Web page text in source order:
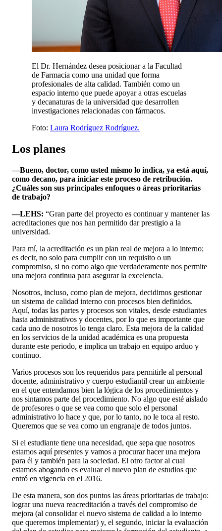
El Dr. Hernández desea posicionar a la Facultad
de Farmacia como una unidad que forma
profesionales de alta calidad. También como un
espacio interno que puede apoyar a otras escuelas
y decanaturas de la universidad que desarrollen
investigaciones relacionadas con fármacos.
Foto: Laura Rodríguez Rodríguez.
Los planes
—Bueno, doctor, como usted mismo lo indica, ya está aquí,
como decano, para iniciar este proceso de retribución.
¿Cuáles son sus principales enfoques o áreas prioritarias
de trabajo?
—LEHS: “Gran parte del proyecto es continuar y mantener las
acreditaciones que nos han permitido dar prestigio a la
universidad.
Para mí, la acreditación es un plan real de mejora a lo interno;
es decir, no solo para cumplir con un requisito o un
compromiso, si no como algo que verdaderamente nos permite
una mejora continua para asegurar la excelencia.
Nosotros, incluso, como plan de mejora, decidimos gestionar
un sistema de calidad interno con procesos bien definidos.
Aquí, todas las partes y procesos son vitales, desde estudiantes
hasta administrativos y docentes, por lo que es importante que
cada uno de nosotros lo tenga claro. Esta mejora de la calidad
en los servicios de la unidad académica es una propuesta
durante este periodo, e implica un trabajo en equipo arduo y
continuo.
Varios procesos son los requeridos para permitirle al personal
docente, administrativo y cuerpo estudiantil crear un ambiente
en el que entendamos bien la lógica de los procedimientos y
nos sintamos parte del procedimiento. No algo que esté aislado
de profesores o que se vea como que solo el personal
administrativo lo hace y que, por lo tanto, no le toca al resto.
Queremos que se vea como un engranaje de todos juntos.
Si el estudiante tiene una necesidad, que sepa que nosotros
estamos aquí presentes y vamos a procurar hacer una mejora
para él y también para la sociedad. El otro factor al cual
estamos abogando es evaluar el nuevo plan de estudios que
entró en vigencia en el 2016.
De esta manera, son dos puntos las áreas prioritarias de trabajo:
lograr una nueva reacreditación a través del compromiso de
mejora (al consolidar el nuevo sistema de calidad a lo interno
que queremos implementar) y, el segundo, iniciar la evaluación